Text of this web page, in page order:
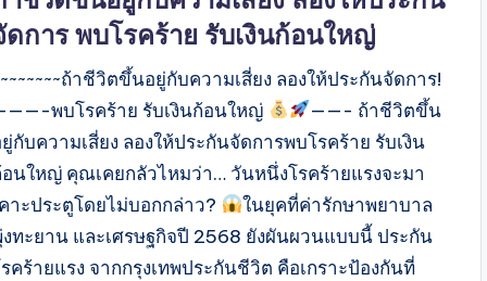
ดการ พบโรคร้าย รับเงินก้อนใหญ่
ถ้าชีวิตขึ้นอยู่กับความเสี่ยง ลองให้ประกันจัดการ!
พบโรคร้าย รับเงินก้อนใหญ่
——- ถ้าชีวิตขึ้น
กับความเสี่ยง ลองให้ประกันจัดการพบโรคร้าย รับเงิน
นใหญ่ คุณเคยกลัวไหมว่า… วันหนึ่งโรคร้ายแรงจะมา
าะประตูโดยไม่บอกกล่าว?
ในยุคที่ค่ารักษาพยาบาล
ทะยาน และเศรษฐกิจปี 2568 ยังผันผวนแบบนี้ ประกัน
คร้ายแรง จากกรุงเทพประกันชีวิต คือเกราะป้องกันที่